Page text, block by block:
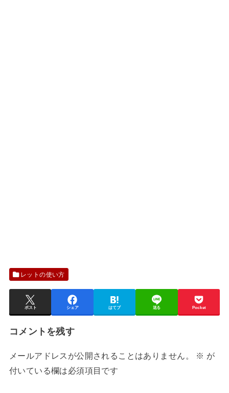
レットの使い方
ポスト シェア はてブ 送る Pocket
コメントを残す
メールアドレスが公開されることはありません。 ※ が
付いている欄は必須項目です